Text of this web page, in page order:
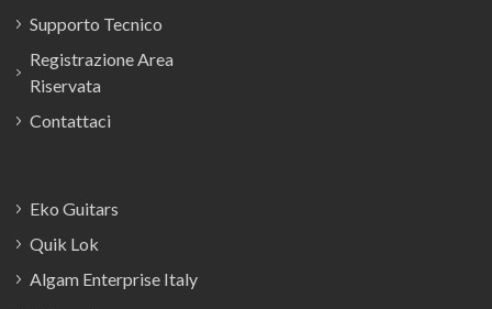
Supporto Tecnico
Registrazione Area
Riservata
Contattaci
Eko Guitars
Quik Lok
Algam Enterprise Italy